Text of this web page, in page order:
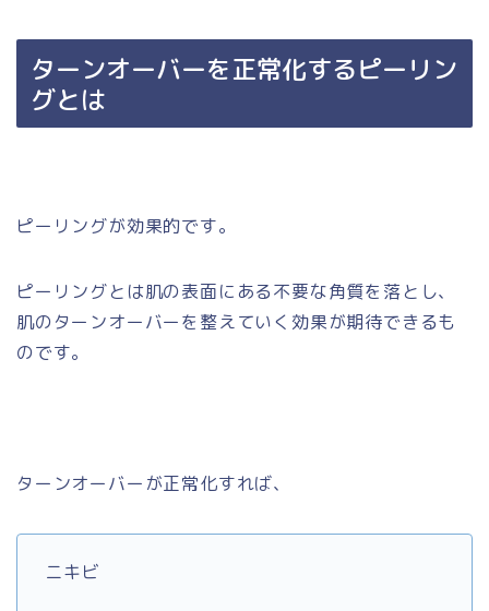
ターンオーバーを正常化するピーリン
グとは
ピーリングが効果的です。
ピーリングとは肌の表面にある不要な角質を落とし、
肌のターンオーバーを整えていく効果が期待できるも
のです。
ターンオーバーが正常化すれば、
ニキビ